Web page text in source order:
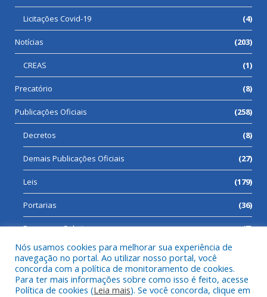
Licitações Covid-19 (4)
Notícias (203)
CREAS (1)
Precatório (8)
Publicações Oficiais (258)
Decretos (8)
Demais Publicações Oficiais (27)
Leis (179)
Portarias (36)
Processos Seletivos (7)
Todos os direitos reservados a Prefeitura Municipal de Cumaru
do Norte.
Nós usamos cookies para melhorar sua experiência de
navegação no portal. Ao utilizar nosso portal, você
concorda com a política de monitoramento de cookies.
Para ter mais informações sobre como isso é feito, acesse
Política de cookies (Leia mais). Se você concorda, clique em